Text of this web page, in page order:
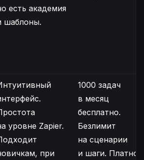
есть академия
шаблоны.
уровне Zapier.
при
1000 задач
в месяц
бесплатно.
Безлимит
на сценарии
и шаги. Платно